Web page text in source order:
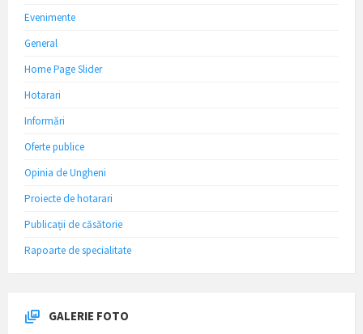
Evenimente
General
Home Page Slider
Hotarari
Informări
Oferte publice
Opinia de Ungheni
Proiecte de hotarari
Publicații de căsătorie
Rapoarte de specialitate
GALERIE FOTO